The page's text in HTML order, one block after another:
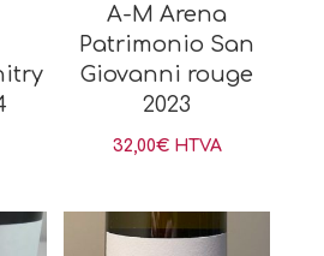
A-M Arena
Patrimonio San
Giovanni rouge
2023
32,00€ HTVA